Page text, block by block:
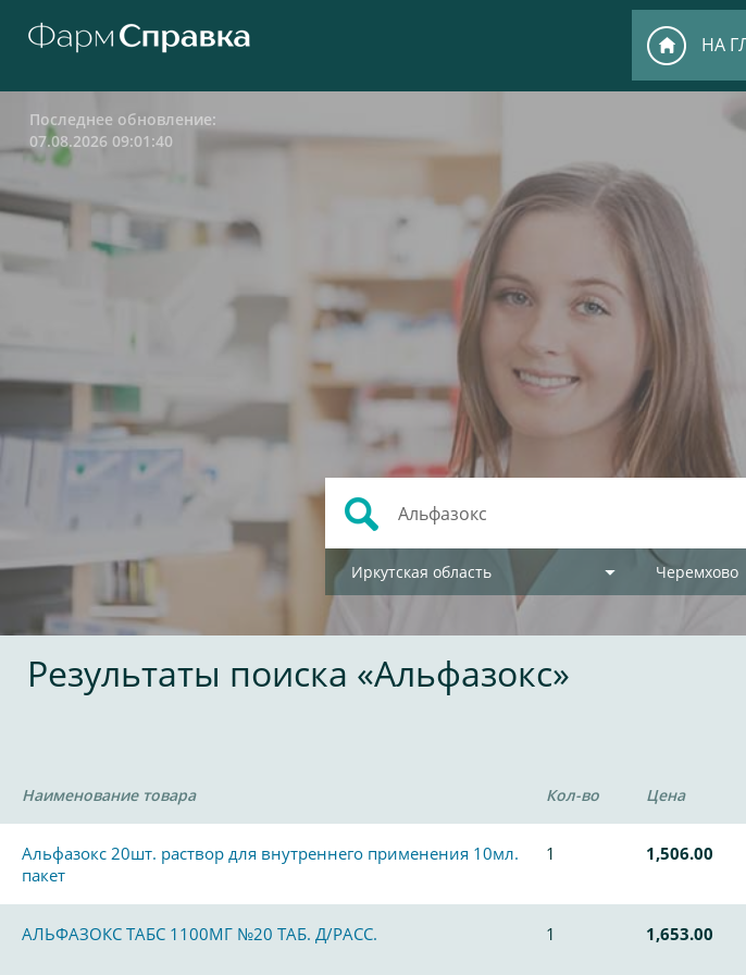
НА
Последнее обновление:
07.08.2026 09:01:40
Иркутская область Черемхово
Результаты поиска «Альфазокс»
Наименование товара Кол-во Цена
Альфазокс 20шт. раствор для внутреннего применения 10мл.
пакет
1 1,506.00
АЛЬФАЗОКС ТАБС 1100МГ №20 ТАБ. Д/РАСС. 1 1,653.00